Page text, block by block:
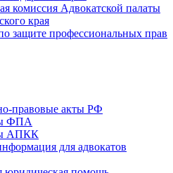
комиссия Адвокатской палаты
края
защите профессиональных прав
правовые акты РФ
ФПА
АПКК
для адвокатов